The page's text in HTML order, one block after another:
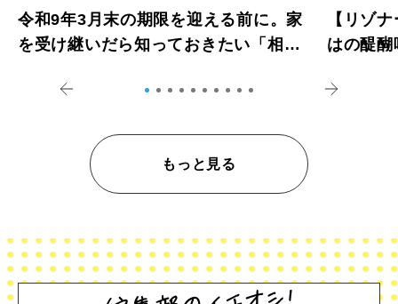
令和9年3月末の期限を迎える前に。家
を受け継いだら知っておきたい「相続
【リゾ
はの醍
もっと見る